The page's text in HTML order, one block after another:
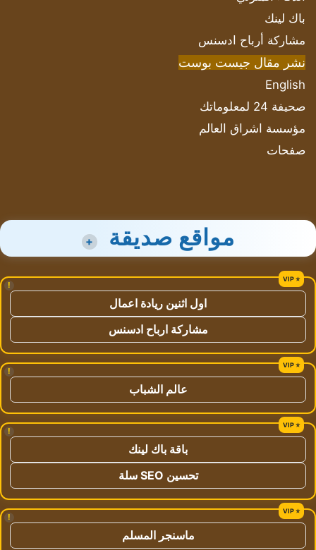
باك لينك
مشاركة أرباح ادسنس
نشر مقال جيست بوست
English
صحيفة 24 لمعلوماتك
مؤسسة اشراق العالم
صفحات
مواقع صديقة +
!
اول اثنين ريادة اعمال
مشاركة ارباح ادسنس
!
عالم الشباب
!
باقة باك لينك
تحسين SEO سلة
!
ماسنجر المسلم